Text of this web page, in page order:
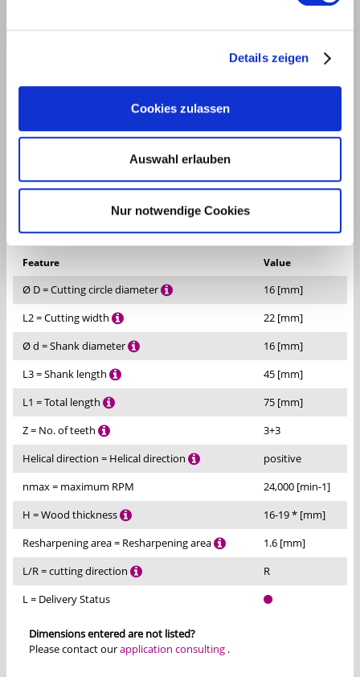
Details zeigen
Cookies zulassen
Auswahl erlauben
Nur notwendige Cookies
COMP./ INQU. |
DESCRIPTION
Feature Value
Ø D = Cutting circle diameter
16 [mm]
L2 = Cutting width
22 [mm]
Ø d = Shank diameter
16 [mm]
L3 = Shank length
45 [mm]
L1 = Total length
75 [mm]
Z = No. of teeth
3+3
Helical direction = Helical direction
positive
nmax = maximum RPM
24,000 [min-1]
H = Wood thickness
16-19 * [mm]
Resharpening area = Resharpening area
1.6 [mm]
L/R = cutting direction
R
L = Delivery Status
Dimensions entered are not listed?
Please contact ourapplication consulting .